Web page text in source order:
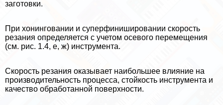
заготовки.
При хонинговании и суперфинишировании скорость
резания определяется с учетом осевого перемещения
(см. рис. 1.4, е, ж) инструмента.
Скорость резания оказывает наибольшее влияние на
производительность процесса, стойкость инструмента и
качество обработанной поверхности.